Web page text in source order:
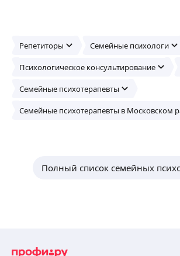
Репетиторы Семейные психологи
Психологическое консультирование
Семейные психотерапевты
Семейные психотерапевты в Московском
Полный список семейных